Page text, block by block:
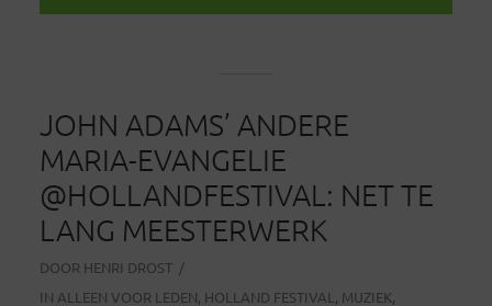
JOHN ADAMS’ ANDERE
MARIA-EVANGELIE
@HOLLANDFESTIVAL: NET TE
LANG MEESTERWERK
DOOR HENRI DROST
IN ALLEEN VOOR LEDEN, HOLLAND FESTIVAL , MUZIEK,